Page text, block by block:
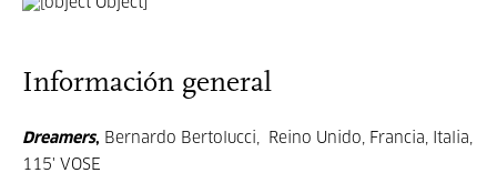
Información general
Dreamers, Bernardo Bertolucci, Reino Unido, Francia, Italia,
115' VOSE